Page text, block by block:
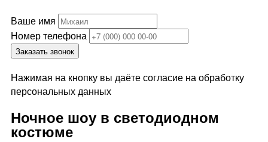
Ваше имя
Номер телефона
Заказать звонок
Нажимая на кнопку вы даёте согласие на обработку
персональных данных
Ночное шоу в светодиодном
костюме